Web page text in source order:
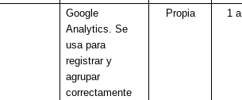
Google
Analytics. Se
usa para
registrar y
agrupar
correctamente
Propia 1